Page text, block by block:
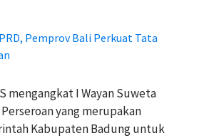
Pemprov Bali Perkuat Tata
mengangkat I Wayan Suweta
yang merupakan
Kabupaten Badung untuk